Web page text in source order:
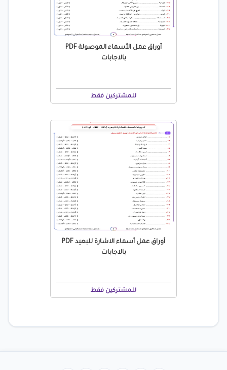
أوراق عمل الأسماء الموصولة PDF
بالاجابات
للمشتركين فقط
أوراق عمل أسماء الاشارة للبعيد PDF
بالاجابات
للمشتركين فقط